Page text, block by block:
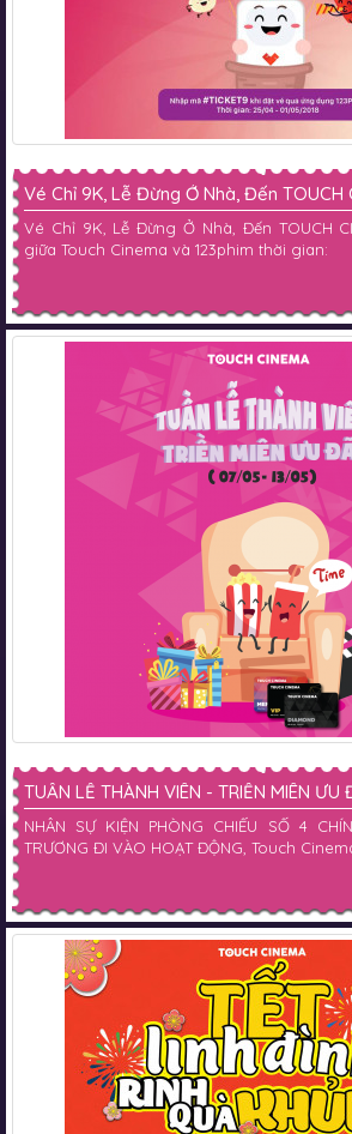
Vé Chỉ 9K, Lễ Đừng Ở Nhà, Đến TOUCH
Vé Chỉ 9K, Lễ Đừng Ở Nhà, Đến TOUCH
giữa Touch Cinema và 123phim thời gian:
TUẦN LỄ THÀNH VIÊN - TRIỀN MIÊN
NHÂN SỰ KIỆN PHÒNG CHIẾU SỐ 4
TRƯƠNG ĐI VÀO HOẠT ĐỘNG, Touch